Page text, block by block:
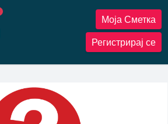
Моја Сметка
Регистрирај се